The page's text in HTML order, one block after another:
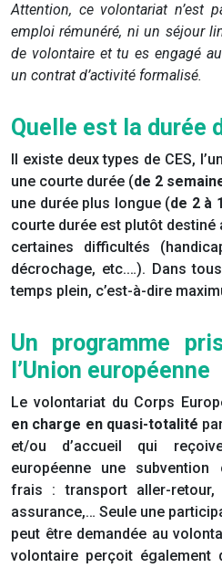
Attention, ce volontariat n’est
emploi rémunéré, ni un séjour
de volontaire et tu es engagé
un contrat d’activité formalisé.
Quelle est la durée
Il existe deux types de CES,
une courte durée (de 2
une durée plus longue (de 2 à
courte durée est plutôt destiné
certaines difficultés
décrochage, etc.…). Dans
temps plein, c’est-à-dire
Un programme
l’Union européenne
Le volontariat du Corps
en charge en quasi-totalité
et/ou d’accueil qui
européenne une
frais : transport aller-retour,
assurance,… Seule une
peut être demandée au
volontaire perçoit également